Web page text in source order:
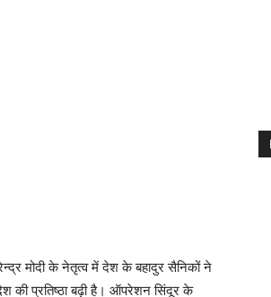
मोदी के नेतृत्व में देश के बहादुर सैनिकों ने
की प्रतिष्ठा बढ़ी है। ऑपरेशन सिंदूर के